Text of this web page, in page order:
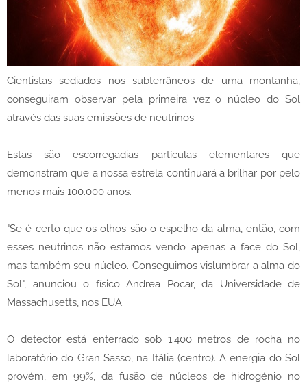
Cientistas sediados nos subterrâneos de uma montanha,
conseguiram observar pela primeira vez o núcleo do Sol
através das suas emissões de neutrinos.
Estas são escorregadias partículas elementares que
demonstram que a nossa estrela continuará a brilhar por pelo
menos mais 100.000 anos.
"Se é certo que os olhos são o espelho da alma, então, com
esses neutrinos não estamos vendo apenas a face do Sol,
mas também seu núcleo. Conseguimos vislumbrar a alma do
Sol", anunciou o físico Andrea Pocar, da Universidade de
Massachusetts, nos EUA.
O detector está enterrado sob 1.400 metros de rocha no
laboratório do Gran Sasso, na Itália (centro). A energia do Sol
provém, em 99%, da fusão de núcleos de hidrogénio no